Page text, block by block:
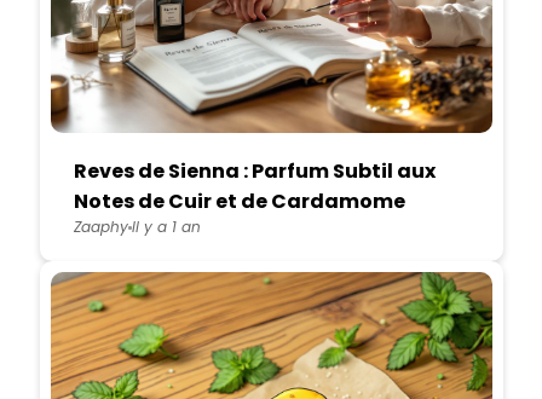
Reves de Sienna : Parfum Subtil aux
Notes de Cuir et de Cardamome
ZaaphyIl y a 1 an